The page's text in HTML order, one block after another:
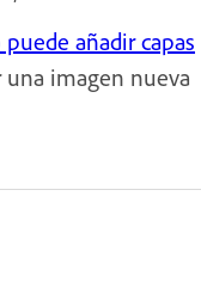
añadir capas
una imagen nueva